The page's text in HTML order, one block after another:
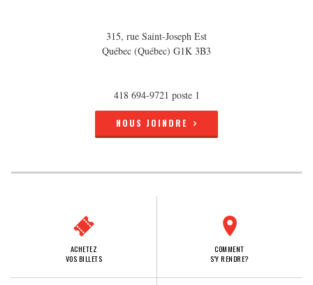
315, rue Saint-Joseph Est
Québec (Québec) G1K 3B3
418 694-9721 poste 1
NOUS JOINDRE
ACHETEZ
VOS BILLETS
COMMENT
S'Y RENDRE?